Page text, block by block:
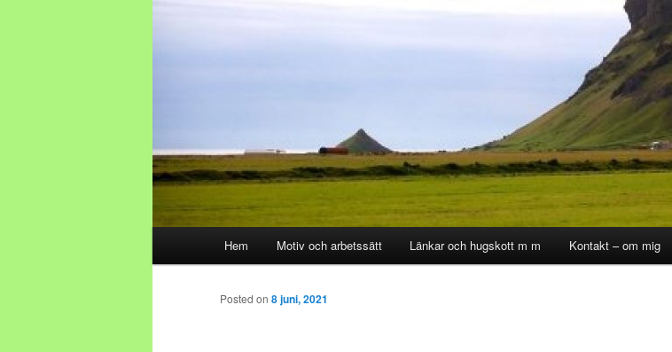
Skip to primary content
Skip to secondary content
Hem Motiv och arbetssätt Länkar och hugskott m m Kontakt – om mig
Posted on 8 juni, 2021